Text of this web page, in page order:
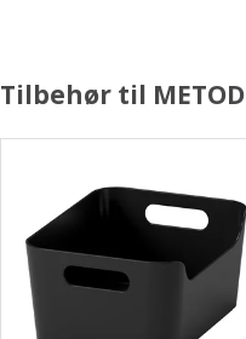
Tilbehør til METOD